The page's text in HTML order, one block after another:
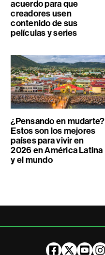
acuerdo para que
creadores usen
contenido de sus
películas y series
¿Pensando en mudarte?
Estos son los mejores
países para vivir en
2026 en América Latina
y el mundo